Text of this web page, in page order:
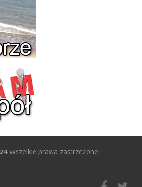
Wszelkie prawa zastrzeżone.